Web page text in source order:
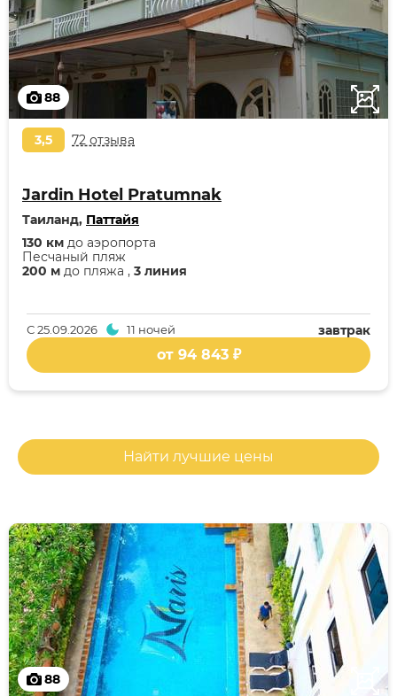
88
3,5 72 отзыва
Jardin Hotel Pratumnak
Таиланд, Паттайя
200 м до пляжа , 3 линия
Песчаный пляж
130 км до аэропорта
завтрак
С25.09.2026 11 ночей
от 94 843 ₽
Найти лучшие цены
88